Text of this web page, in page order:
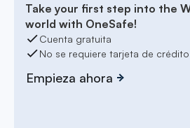
Take your first step into the
world with OneSafe!
Cuenta gratuita
No se requiere tarjeta de crédito
Empieza ahora